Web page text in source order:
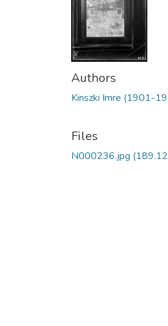
Authors
Kinszki Imre (1901-
Files
N000236.jpg